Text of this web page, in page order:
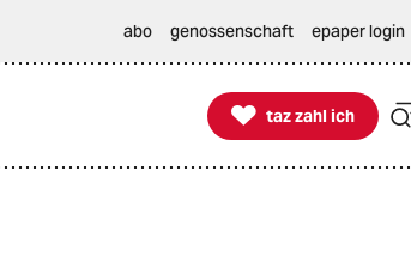
abo genossenschaft epaper login

taz zahl ich
taz zahl ich